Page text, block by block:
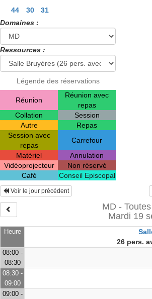
44
30
31
Domaines :
Ressources :
Légende des réservations
Réunion
Réunion avec
repas
Collation
Session
Autre
Repas
Session avec
repas
Carrefour
Matériel
Annulation
Vidéoprojecteur
Non réservé
Café
Conseil Episcopal
Heure
26 pers.
Voir le jour précédent
MD -
Mardi 19
08:00 -
08:30
08:30 -
09:00
09:00 -